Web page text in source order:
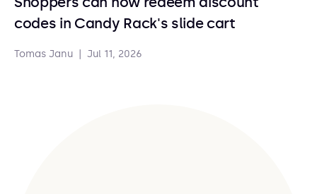
codes in Candy Rack's slide cart
Tomas Janu Jul 11, 2026